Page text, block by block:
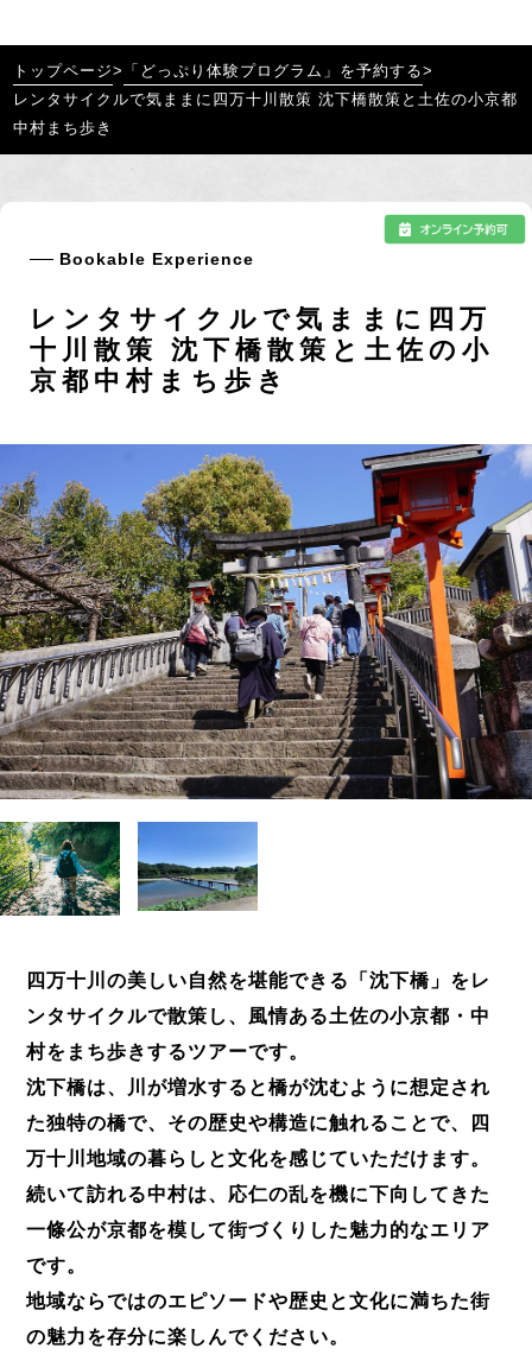
トップページ> 「どっぷり体験プログラム」を予約する>
レンタサイクルで気ままに四万十川散策 沈下橋散策と土佐の小京都
中村まち歩き
Bookable Experience
レンタサイクルで気ままに四万
十川散策 沈下橋散策と土佐の小
京都中村まち歩き
四万十川の美しい自然を堪能できる「沈下橋」をレ
ンタサイクルで散策し、風情ある土佐の小京都・中
村をまち歩きするツアーです。
沈下橋は、川が増水すると橋が沈むように想定され
た独特の橋で、その歴史や構造に触れることで、四
万十川地域の暮らしと文化を感じていただけます。
続いて訪れる中村は、応仁の乱を機に下向してきた
一條公が京都を模して街づくりした魅力的なエリア
です。
地域ならではのエピソードや歴史と文化に満ちた街
の魅力を存分に楽しんでください。